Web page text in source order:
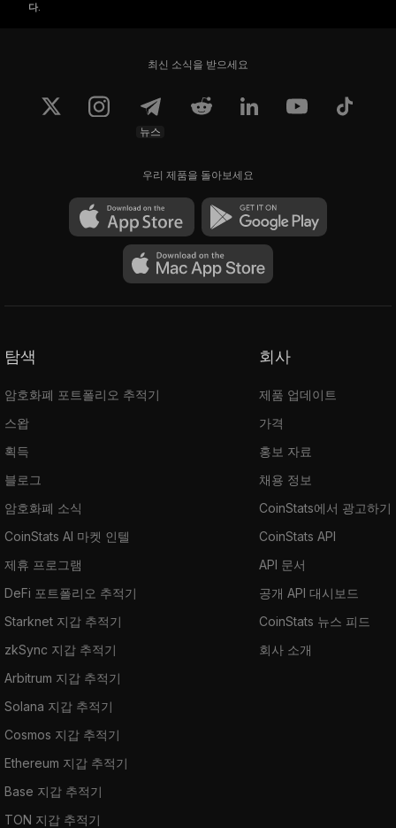
다.
최신 소식을 받으세요
뉴스
우리 제품을 돌아보세요
탐색
암호화폐 포트폴리오 추적기
스왑
획득
블로그
암호화폐 소식
CoinStats AI 마켓 인텔
제휴 프로그램
DeFi 포트폴리오 추적기
Starknet 지갑 추적기
zkSync 지갑 추적기
Arbitrum 지갑 추적기
Solana 지갑 추적기
Cosmos 지갑 추적기
Ethereum 지갑 추적기
Base 지갑 추적기
TON 지갑 추적기
회사
제품 업데이트
가격
홍보 자료
채용 정보
CoinStats에서 광고하기
CoinStats API
API 문서
공개 API 대시보드
CoinStats 뉴스 피드
회사 소개